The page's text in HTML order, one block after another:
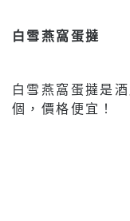
白雪燕窩蛋撻
白雪燕窩蛋撻是
個，價格便宜！